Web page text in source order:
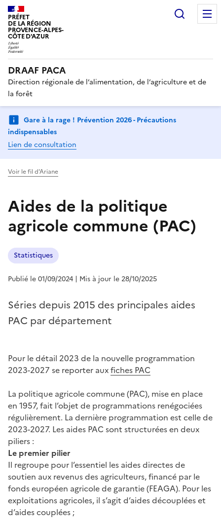
PRÉFET
DE LA RÉGION
PROVENCE-ALPES-
CÔTE D'AZUR
DRAAF PACA
Direction régionale de l’alimentation, de l’agriculture et de
la forêt
Gare à la rage ! Prévention 2026 - Précautions
indispensables
Lien de consultation
Voir le fil d'Ariane
Aides de la politique
agricole commune (PAC)
Statistiques
Publié le 01/09/2024 | Mis à jour le 28/10/2025
Séries depuis 2015 des principales aides
PAC par département
Pour le détail 2023 de la nouvelle programmation
2023-2027 se reporter auxfiches PAC
La politique agricole commune (PAC), mise en place
en 1957, fait l’objet de programmations renégociées
régulièrement. La dernière programmation est celle de
2023-2027. Les aides PAC sont structurées en deux
piliers :
Le premier pilier
Il regroupe pour l’essentiel les aides directes de
soutien aux revenus des agriculteurs, financé par le
fonds européen agricole de garantie (FEAGA). Pour les
exploitations agricoles, il s’agit d’aides découplées et
d’aides couplées ;